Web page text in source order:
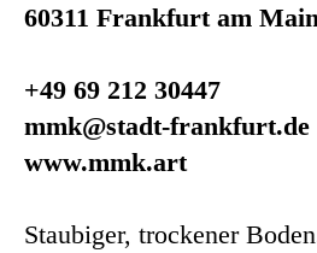
60311 Frankfurt am Main
+49 69 212 30447
mmk@stadt-frankfurt.de
www.mmk.art
Staubiger, trockener